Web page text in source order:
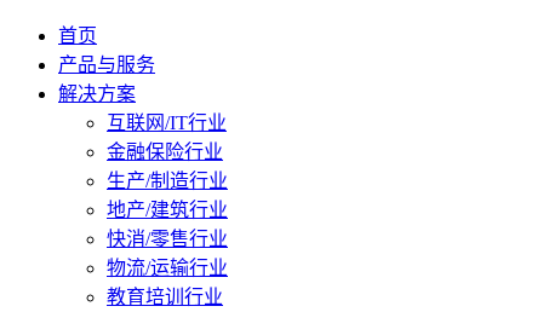
首页
产品与服务
解决方案
互联网/IT行业
金融保险行业
生产/制造行业
地产/建筑行业
快消/零售行业
物流/运输行业
教育培训行业